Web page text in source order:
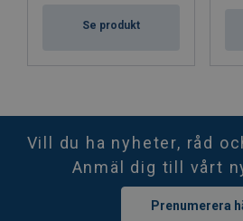
Se produkt
Vill du ha nyheter, råd
Anmäl dig till vårt
Prenumerera